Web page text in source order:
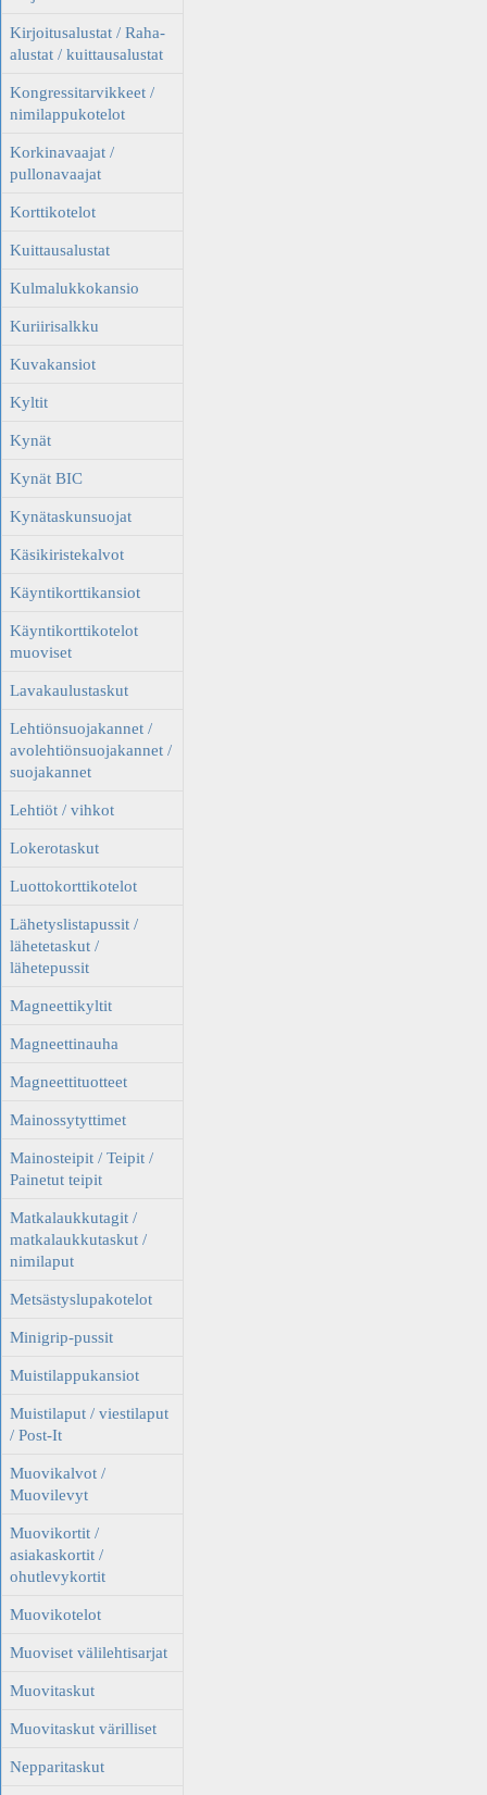
Kirjoitusalustat / Raha-
alustat / kuittausalustat
Kongressitarvikkeet /
nimilappukotelot
Korkinavaajat /
pullonavaajat
Korttikotelot
Kuittausalustat
Kulmalukkokansio
Kuriirisalkku
Kuvakansiot
Kyltit
Kynät
Kynät BIC
Kynätaskunsuojat
Käsikiristekalvot
Käyntikorttikansiot
Käyntikorttikotelot
muoviset
Lavakaulustaskut
Lehtiönsuojakannet /
avolehtiönsuojakannet /
suojakannet
Lehtiöt / vihkot
Lokerotaskut
Luottokorttikotelot
Lähetyslistapussit /
lähetetaskut /
lähetepussit
Magneettikyltit
Magneettinauha
Magneettituotteet
Mainossytyttimet
Mainosteipit / Teipit /
Painetut teipit
Matkalaukkutagit /
matkalaukkutaskut /
nimilaput
Metsästyslupakotelot
Minigrip-pussit
Muistilappukansiot
Muistilaput / viestilaput
/ Post-It
Muovikalvot /
Muovilevyt
Muovikortit /
asiakaskortit /
ohutlevykortit
Muovikotelot
Muoviset välilehtisarjat
Muovitaskut
Muovitaskut värilliset
Nepparitaskut